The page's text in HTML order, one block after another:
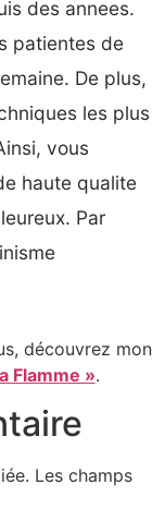
des annees.
patientes de
De plus,
les plus
vous
haute qualite
Par
découvrez mon
Flamme ».
Les champs